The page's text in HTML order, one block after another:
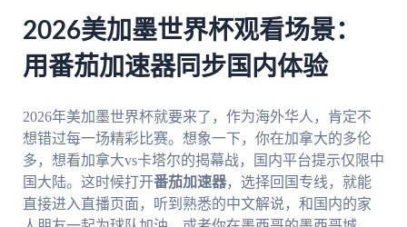
2026美加墨世界杯观看场景：
用番茄加速器同步国内体验
2026年美加墨世界杯就要来了，作为海外华人，肯定不
想错过每一场精彩比赛。想象一下，你在加拿大的多伦
多，想看加拿大vs卡塔尔的揭幕战，国内平台提示仅限中
国大陆。这时候打开番茄加速器，选择回国专线，就能
直接进入直播页面，听到熟悉的中文解说，和国内的家